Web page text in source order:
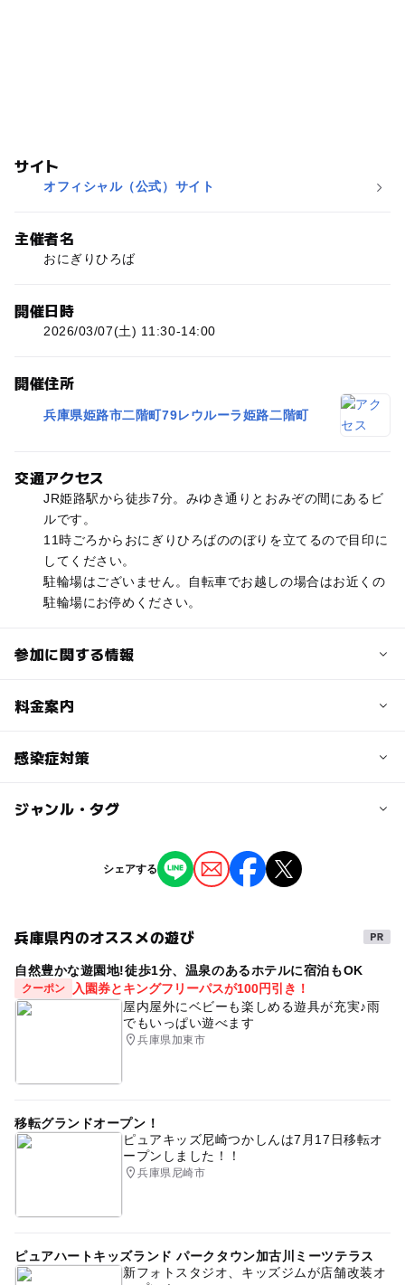
サイト
オフィシャル（公式）サイト
主催者名
おにぎりひろば
開催日時
2026/03/07(土) 11:30-14:00
開催住所
兵庫県姫路市二階町79レウルーラ姫路二階町
交通アクセス
JR姫路駅から徒歩7分。みゆき通りとおみぞの間にあるビ
ルです。
11時ごろからおにぎりひろばののぼりを立てるので目印に
してください。
駐輪場はございません。自転車でお越しの場合はお近くの
駐輪場にお停めください。
参加に関する情報
対象年齢
料金案内
子供の料金
大人の料金詳細
中学生以上からいただきます
感染症対策
当イベントでは以下の対策を行っております。
・スタッフはマスクを着用しています
・入場時のアルコール消毒を実施しています
ジャンル・タグ
タグ
おにぎり 食育
シェアする
兵庫県内のオススメの遊び
自然豊かな遊園地!徒歩1分、温泉のあるホテルに宿泊もOK
クーポン
入園券とキングフリーパスが100円引き！
屋内屋外にベビーも楽しめる遊具が充実♪雨
でもいっぱい遊べます
兵庫県加東市
移転グランドオープン！
ピュアキッズ尼崎つかしんは7月17日移転オ
ープンしました！！
兵庫県尼崎市
ピュアハートキッズランド パークタウン加古川ミーツテラス
新フォトスタジオ、キッズジムが店舗改装オ